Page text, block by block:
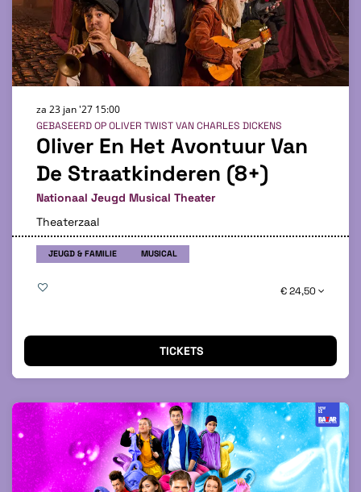
Oliver En Het Avontuur Van
De Straatkinderen (8+)
Nationaal Jeugd Musical Theater
GEBASEERD OP OLIVER TWIST VAN CHARLES DICKENS
za 23 jan '27 15:00
Theaterzaal
JEUGD & FAMILIE MUSICAL
€ 24,50
TICKETS